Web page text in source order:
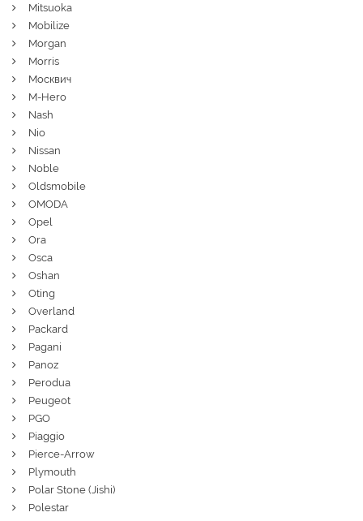
Mitsuoka
Mobilize
Morgan
Morris
Москвич
M-Hero
Nash
Nio
Nissan
Noble
Oldsmobile
OMODA
Opel
Ora
Osca
Oshan
Oting
Overland
Packard
Pagani
Panoz
Perodua
Peugeot
PGO
Piaggio
Pierce-Arrow
Plymouth
Polar Stone (Jishi)
Polestar